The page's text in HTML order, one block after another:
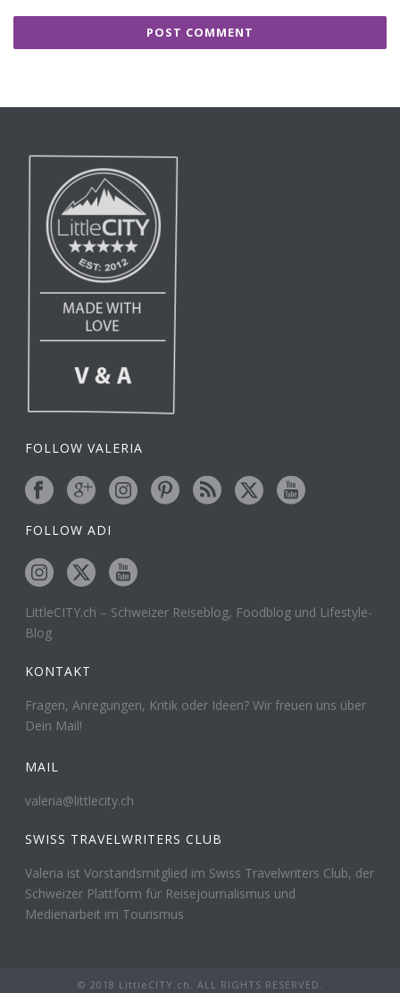
FOLLOW VALERIA
FOLLOW ADI
LittleCITY.ch – Schweizer Reiseblog, Foodblog und Lifestyle-
Blog
KONTAKT
Fragen, Anregungen, Kritik oder Ideen? Wir freuen uns über
Dein Mail!
MAIL
valeria@littlecity.ch
SWISS TRAVELWRITERS CLUB
Valeria ist Vorstandsmitglied im Swiss Travelwriters Club, der
Schweizer Plattform für Reisejournalismus und
Medienarbeit im Tourismus
© 2018 LittleCITY.ch. ALL RIGHTS RESERVED.